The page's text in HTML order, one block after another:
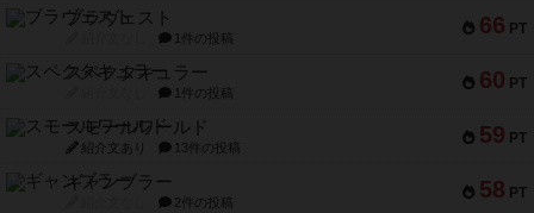
66 PT
ブラヴェスト
1件の投稿
60 PT
スペクタキュラー
1件の投稿
59 PT
スモールワールド
紹介文あり 13件の投稿
58 PT
ギャンブラー
2件の投稿